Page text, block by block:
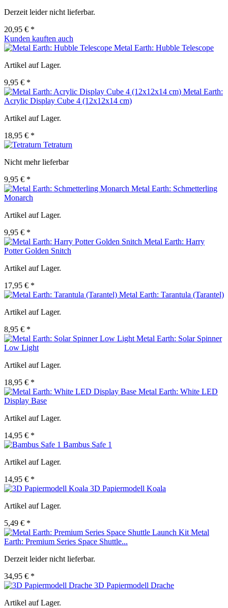
Derzeit leider nicht lieferbar.
20,95 € *
Kunden kauften auch
Metal Earth: Hubble Telescope
Artikel auf Lager.
9,95 € *
Metal Earth:
Acrylic Display Cube 4 (12x12x14 cm)
Artikel auf Lager.
18,95 € *
Tetraturn
Nicht mehr lieferbar
9,95 € *
Metal Earth: Schmetterling
Monarch
Artikel auf Lager.
9,95 € *
Metal Earth: Harry
Potter Golden Snitch
Artikel auf Lager.
17,95 € *
Metal Earth: Tarantula (Tarantel)
Artikel auf Lager.
8,95 € *
Metal Earth: Solar Spinner
Low Light
Artikel auf Lager.
18,95 € *
Metal Earth: White LED
Display Base
Artikel auf Lager.
14,95 € *
Bambus Safe 1
Artikel auf Lager.
14,95 € *
3D Papiermodell Koala
Artikel auf Lager.
5,49 € *
Metal
Earth: Premium Series Space Shuttle...
Derzeit leider nicht lieferbar.
34,95 € *
3D Papiermodell Drache
Artikel auf Lager.